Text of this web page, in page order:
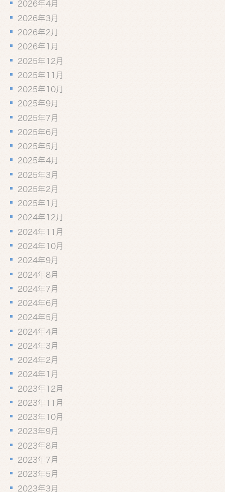
2026年4月
2026年3月
2026年2月
2026年1月
2025年12月
2025年11月
2025年10月
2025年9月
2025年7月
2025年6月
2025年5月
2025年4月
2025年3月
2025年2月
2025年1月
2024年12月
2024年11月
2024年10月
2024年9月
2024年8月
2024年7月
2024年6月
2024年5月
2024年4月
2024年3月
2024年2月
2024年1月
2023年12月
2023年11月
2023年10月
2023年9月
2023年8月
2023年7月
2023年5月
2023年3月